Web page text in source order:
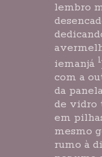
lembro
iemanjá 1
com a
da
de vidro
em
mesmo
rumo à